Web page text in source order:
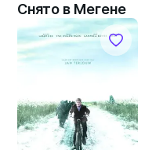
Снято в Мегене